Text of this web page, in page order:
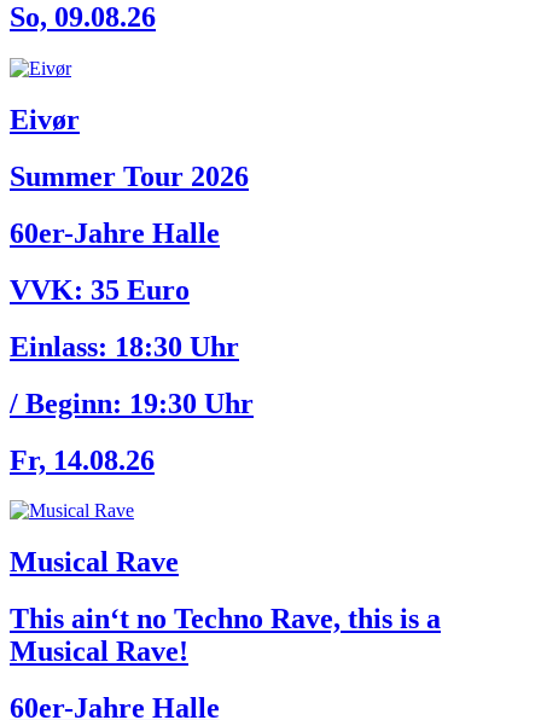
So, 09.08.26
Eivør
Summer Tour 2026
60er-Jahre Halle
VVK: 35 Euro
Einlass: 18:30 Uhr
/ Beginn: 19:30 Uhr
Fr, 14.08.26
Musical Rave
This ain‘t no Techno Rave, this is a
Musical Rave!
60er-Jahre Halle